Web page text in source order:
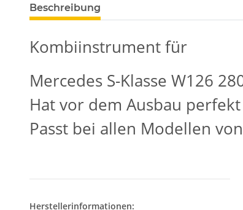
Beschreibung
Kombiinstrument für
Mercedes S-Klasse W126
Hat vor dem Ausbau
Passt bei allen Modellen
Herstellerinformationen: